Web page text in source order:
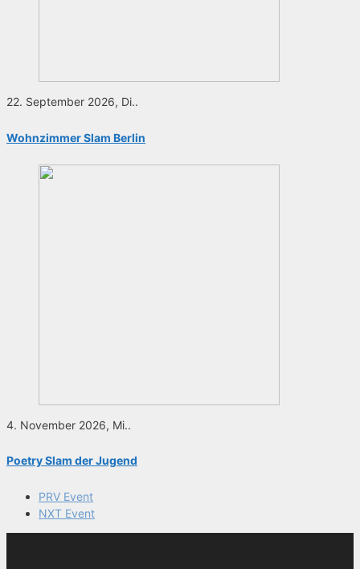
22. September 2026, Di..
Wohnzimmer Slam Berlin
4. November 2026, Mi..
Poetry Slam der Jugend
PRV Event
NXT Event